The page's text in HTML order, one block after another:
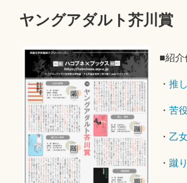
ヤングアダルト芥川賞
■紹介
・推
・苦
・ 乙
・ 蹴